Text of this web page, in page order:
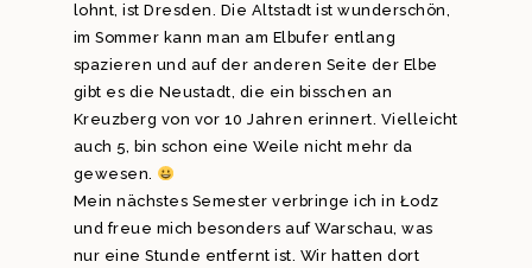
lohnt, ist Dresden. Die Altstadt ist wunderschön,
im Sommer kann man am Elbufer entlang
spazieren und auf der anderen Seite der Elbe
gibt es die Neustadt, die ein bisschen an
Kreuzberg von vor 10 Jahren erinnert. Vielleicht
auch 5, bin schon eine Weile nicht mehr da
gewesen.
Mein nächstes Semester verbringe ich in Łodz
und freue mich besonders auf Warschau, was
nur eine Stunde entfernt ist. Wir hatten dort